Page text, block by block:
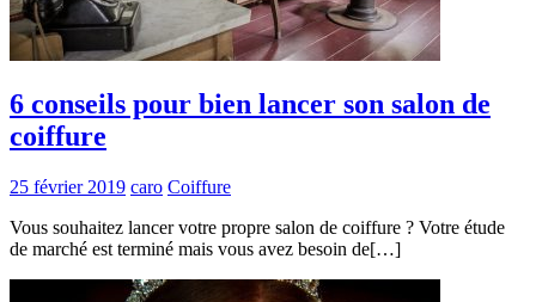
6 conseils pour bien lancer son salon de
coiffure
25 février 2019 caro Coiffure
Vous souhaitez lancer votre propre salon de coiffure ? Votre étude
de marché est terminé mais vous avez besoin de[…]